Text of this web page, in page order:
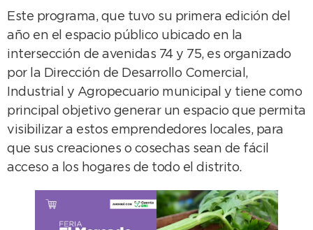
Este programa, que tuvo su primera edición del
año en el espacio público ubicado en la
intersección de avenidas 74 y 75, es organizado
por la Dirección de Desarrollo Comercial,
Industrial y Agropecuario municipal y tiene como
principal objetivo generar un espacio que permita
visibilizar a estos emprendedores locales, para
que sus creaciones o cosechas sean de fácil
acceso a los hogares de todo el distrito.